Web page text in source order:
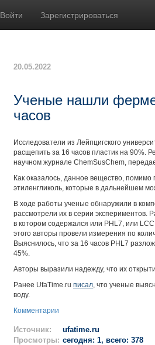
Войти Зарегистрироваться
20.05.2022
Ученые нашли
часов
Исследователи из Лейпцигского
расщепить за 16 часов пластик на 90%.
научном журнале ChemSusChem,
Как оказалось, данное вещество,
этиленгликоль, которые в дальнейшем
В ходе работы ученые обнаружили в
рассмотрели их в серии экспериментов.
в котором содержался или PHL7, или
этого авторы провели измерения по
Выяснилось, что за 16 часов PHL7
45%.
Авторы выразили надежду, что их
Ранее UfaTime.ru писал, что ученые
воду.
Комментарии
Источник:
ufatime.ru
Просмотры: сегодня: 1, всего: 378